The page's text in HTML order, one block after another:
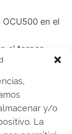
y/o
La
en el
el tercer
de la BLA
de 2026
si la